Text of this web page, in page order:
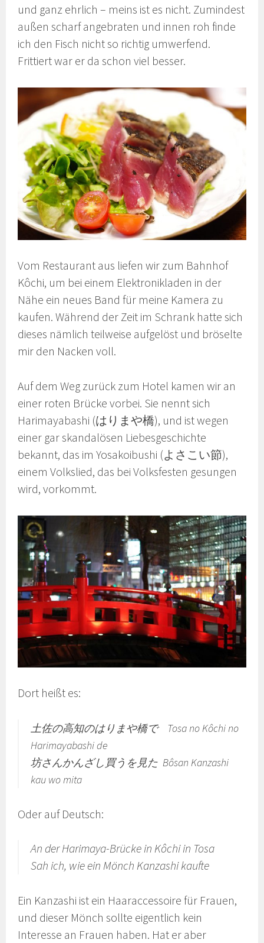
und ganz ehrlich – meins ist es nicht. Zumindest
außen scharf angebraten und innen roh finde
ich den Fisch nicht so richtig umwerfend.
Frittiert war er da schon viel besser.
Vom Restaurant aus liefen wir zum Bahnhof
Kôchi, um bei einem Elektronikladen in der
Nähe ein neues Band für meine Kamera zu
kaufen. Während der Zeit im Schrank hatte sich
dieses nämlich teilweise aufgelöst und bröselte
mir den Nacken voll.
Auf dem Weg zurück zum Hotel kamen wir an
einer roten Brücke vorbei. Sie nennt sich
Harimayabashi (はりまや橋), und ist wegen
einer gar skandalösen Liebesgeschichte
bekannt, das im Yosakoibushi (よさこい節),
einem Volkslied, das bei Volksfesten gesungen
wird, vorkommt.
Dort heißt es:
土佐の高知のはりまや橋で Tosa no Kôchi no
Harimayabashi de
坊さんかんざし買うを見た Bôsan Kanzashi
kau wo mita
Oder auf Deutsch:
An der Harimaya-Brücke in Kôchi in Tosa
Sah ich, wie ein Mönch Kanzashi kaufte
Ein Kanzashi ist ein Haaraccessoire für Frauen,
und dieser Mönch sollte eigentlich kein
Interesse an Frauen haben. Hat er aber